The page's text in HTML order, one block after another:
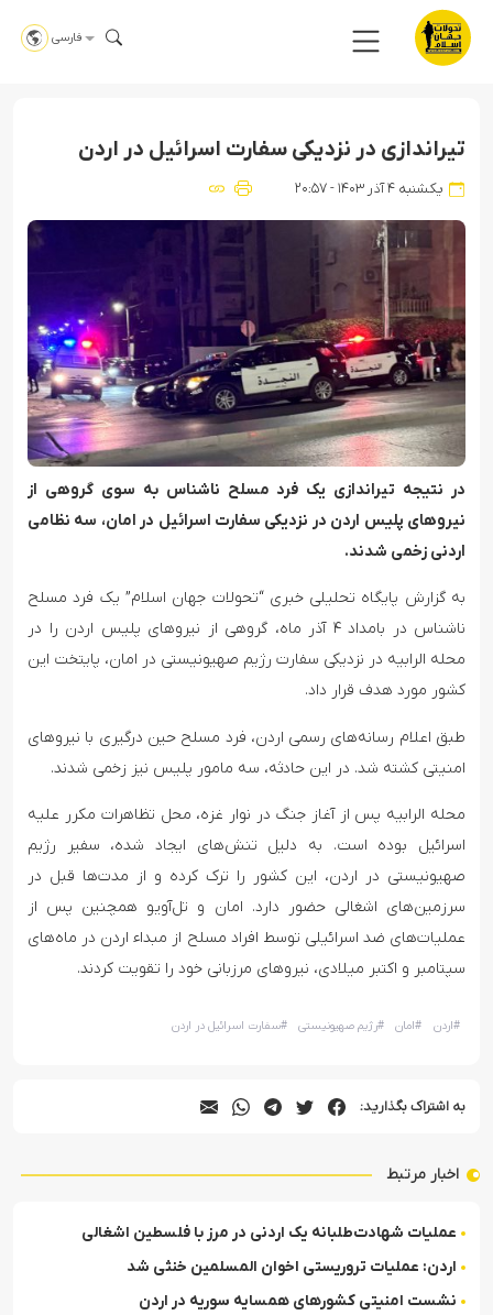
فارسی
تیراندازی در نزدیکی سفارت اسرائیل در اردن
یکشنبه ۴ آذر ۱۴۰۳ - ۲۰:۵۷
در نتیجه تیراندازی یک فرد مسلح ناشناس به سوی گروهی از
نیروهای پلیس اردن در نزدیکی سفارت اسرائیل در امان، سه نظامی
اردنی زخمی شدند.
به گزارش پایگاه تحلیلی خبری “تحولات جهان اسلام” یک فرد مسلح
ناشناس در بامداد ۴ آذر ماه، گروهی از نیروهای پلیس اردن را در
محله الرابیه در نزدیکی سفارت رژیم صهیونیستی در امان، پایتخت این
کشور مورد هدف قرار داد.
طبق اعلام رسانه‌های رسمی اردن، فرد مسلح حین درگیری با نیروهای
امنیتی کشته شد. در این حادثه، سه مامور پلیس نیز زخمی شدند.
محله الرابیه پس از آغاز جنگ در نوار غزه، محل تظاهرات مکرر علیه
اسرائیل بوده است. به دلیل تنش‌های ایجاد شده، سفیر رژیم
صهیونیستی در اردن، این کشور را ترک کرده و از مدت‌ها قبل در
سرزمین‌های اشغالی حضور دارد. امان و تل‌آویو همچنین پس از
عملیات‌های ضد اسرائیلی توسط افراد مسلح از مبداء اردن در ماه‌های
سپتامبر و اکتبر میلادی، نیروهای مرزبانی خود را تقویت کردند.
#اردن #امان #رژیم صهیونیستی #سفارت اسرائیل در اردن
به اشتراک بگذارید:
اخبار مرتبط
عملیات شهادت‌طلبانه یک اردنی در مرز با فلسطین اشغالی
اردن: عملیات تروریستی اخوان المسلمین خنثی شد
نشست امنیتی کشورهای همسایه سوریه در اردن